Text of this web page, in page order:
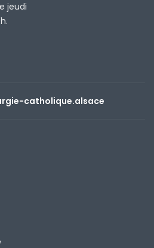
jeudi
catholique.alsace